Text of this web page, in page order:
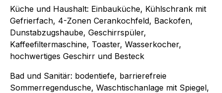
Küche und Haushalt: Einbauküche, Kühlschrank mit
Gefrierfach, 4-Zonen Cerankochfeld, Backofen,
Dunstabzugshaube, Geschirrspüler,
Kaffeefiltermaschine, Toaster, Wasserkocher,
hochwertiges Geschirr und Besteck
Bad und Sanitär: bodentiefe, barrierefreie
Sommerregendusche, Waschtischanlage mit Spiegel,